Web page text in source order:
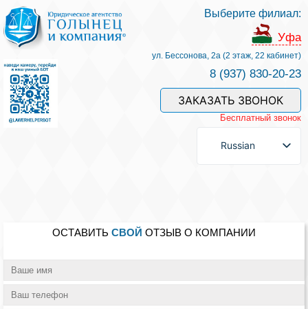
Услуги и наши специалисты
Оплата услуг
Задать вопрос
Полезные статьи
Выберите филиал:
Уфа
ул. Бессонова, 2а (2 этаж, 22 кабинет)
8 (937) 830-20-23
ЗАКАЗАТЬ ЗВОНОК
Бесплатный звонок
Russian
ОСТАВИТЬ СВОЙ ОТЗЫВ О КОМПАНИИ